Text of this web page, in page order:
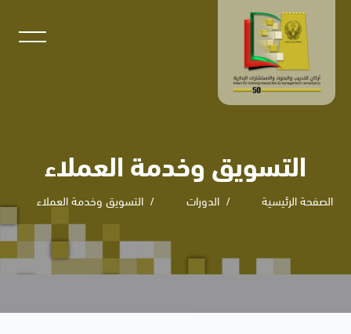
التسويق وخدمة العملاء
الصفحة الرئيسية الدورات التسويق وخدمة العملاء